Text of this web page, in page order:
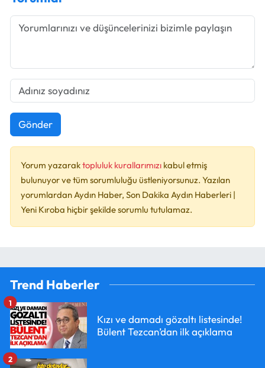
Gönder
Yorum yazaraktopluluk kurallarımızı kabul etmiş
bulunuyor ve tüm sorumluluğu üstleniyorsunuz. Yazılan
yorumlardan Aydın Haber, Son Dakika Aydın Haberleri |
Yeni Kıroba hiçbir şekilde sorumlu tutulamaz.
Trend Haberler
Kızı ve damadı gözaltı listesinde!
Bülent Tezcan’dan ilk açıklama
1
2